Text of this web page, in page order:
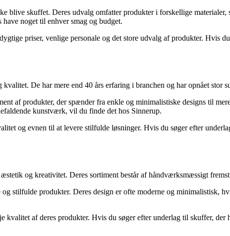
skuffet. Deres udvalg omfatter produkter i forskellige materialer,
noget til enhver smag og budget.
priser, venlige personale og det store udvalg af produkter. Hvis
De har mere end 40 års erfaring i branchen og har opnået stor
af produkter, der spænder fra enkle og minimalistiske designs til
kunstværk, vil du finde det hos Sinnerup.
og evnen til at levere stilfulde løsninger. Hvis du søger efter
og kreativitet. Deres sortiment består af håndværksmæssigt
stilfulde produkter. Deres design er ofte moderne og minimalistisk,
af deres produkter. Hvis du søger efter underlag til skuffer,